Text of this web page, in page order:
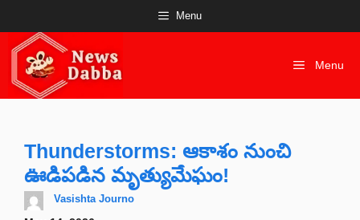
to
content
Menu
Menu
Thunderstorms: ఆకాశం నుంచి
ఊడిపడిన మృత్యుమేఘం!
Vasishta Journo